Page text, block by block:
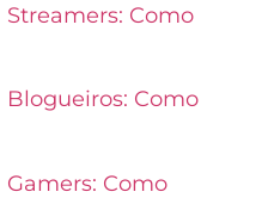
Como
Como
Como